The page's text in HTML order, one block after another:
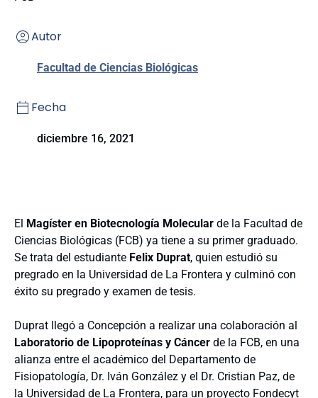
Autor
Facultad de Ciencias Biológicas
Fecha
diciembre 16, 2021
El Magíster en Biotecnología Molecular de la Facultad de
Ciencias Biológicas (FCB) ya tiene a su primer graduado.
Se trata del estudiante Felix Duprat, quien estudió su
pregrado en la Universidad de La Frontera y culminó con
éxito su pregrado y examen de tesis.
Duprat llegó a Concepción a realizar una colaboración al
Laboratorio de Lipoproteínas y Cáncer de la FCB, en una
alianza entre el académico del Departamento de
Fisiopatología, Dr. Iván González y el Dr. Cristian Paz, de
la Universidad de La Frontera, para un proyecto Fondecyt